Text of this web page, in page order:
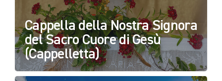
Cappella della Nostra Signora
del Sacro Cuore di Gesù
(Cappelletta)